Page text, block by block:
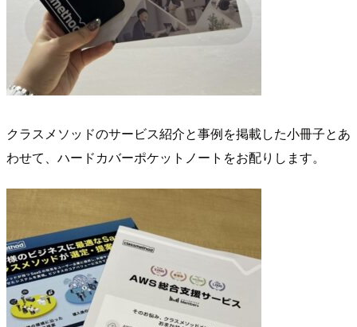
クラスメソッドのサービス紹介と事例を掲載した小冊子とあ
わせて、ハードカバーポケットノートをお配りします。